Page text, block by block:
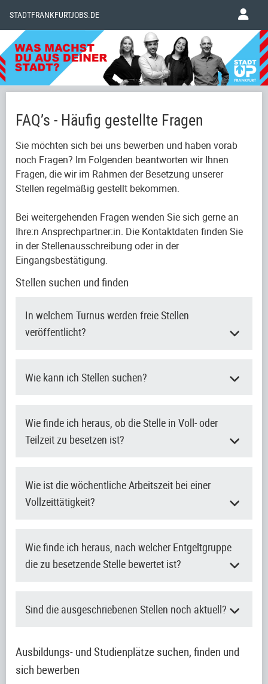
STADTFRANKFURTJOBS.DE
FAQ’s - Häufig gestellte Fragen
Sie möchten sich bei uns bewerben und haben vorab
noch Fragen? Im Folgenden beantworten wir Ihnen
Fragen, die wir im Rahmen der Besetzung unserer
Stellen regelmäßig gestellt bekommen.
Bei weitergehenden Fragen wenden Sie sich gerne an
Ihre:n Ansprechpartner:in. Die Kontaktdaten finden Sie
in der Stellenausschreibung oder in der
Eingangsbestätigung.
Stellen suchen und finden
In welchem Turnus werden freie Stellen
veröffentlicht?
Wie kann ich Stellen suchen?
Wie finde ich heraus, ob die Stelle in Voll- oder
Teilzeit zu besetzen ist?
Wie ist die wöchentliche Arbeitszeit bei einer
Vollzeittätigkeit?
Wie finde ich heraus, nach welcher Entgeltgruppe
die zu besetzende Stelle bewertet ist?
Sind die ausgeschriebenen Stellen noch aktuell?
Ausbildungs- und Studienplätze suchen, finden und
sich bewerben